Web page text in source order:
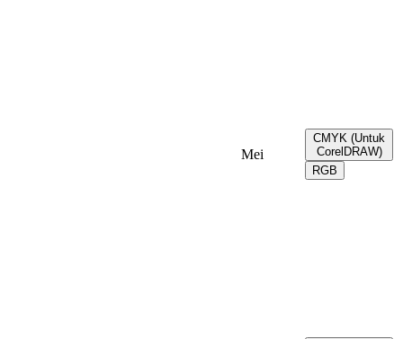
Mei
CMYK (Untuk
CorelDRAW)
RGB